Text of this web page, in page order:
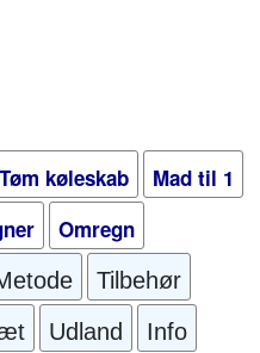
Tøm køleskab
Mad til 1
Omregn
Tilbehør
Udland Info